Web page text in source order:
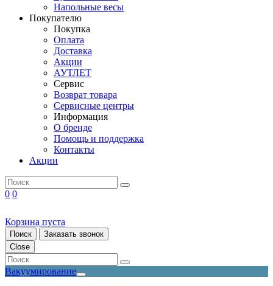
Напольные весы
Покупателю
Покупка
Оплата
Доставка
Акции
АУТЛЕТ
Сервис
Возврат товара
Сервисные центры
Информация
О бренде
Помощь и поддержка
Контакты
Акции
0 0
Корзина пуста
Поиск
Заказать звонок
Close
Вакуумирование